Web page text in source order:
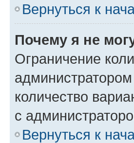
Вернуться к
Почему я не
Ограничение
количество
с
Вернуться к